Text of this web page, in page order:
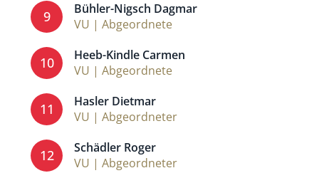
9
Bühler-Nigsch Dagmar
VU | Abgeordnete
10
Heeb-Kindle Carmen
VU | Abgeordnete
11
Hasler Dietmar
VU | Abgeordneter
12
Schädler Roger
VU | Abgeordneter